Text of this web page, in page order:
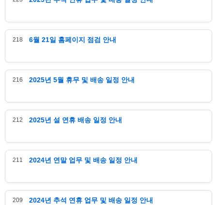
218 6월 21일 홈페이지 점검 안내
216 2025년 5월 휴무 및 배송 일정 안내
212 2025년 설 연휴 배송 일정 안내
211 2024년 연말 업무 및 배송 일정 안내
209 2024년 추석 연휴 업무 및 배송 일정 안내